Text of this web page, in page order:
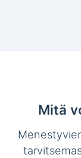
Mitä